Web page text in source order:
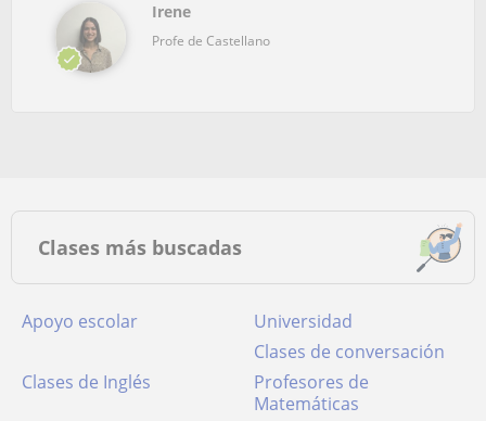
Irene
Profe de Castellano
Clases más buscadas
Apoyo escolar
Universidad
Clases de conversación
Clases de Inglés
Profesores de
Matemáticas